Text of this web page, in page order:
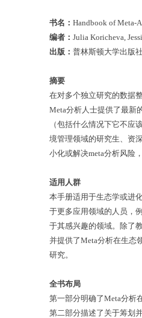
书名： Handbook of Meta-
编者： Julia Koricheva,
出版： 普林斯顿大学出版社
摘要
在对多个独立研究的数据
Meta分析人士提供了最新
（包括什么情况下它不
境管理领域的研究生、资
小化或解决meta分析风险
适用人群
本手册适用于生态学或进
于更多应用领域的人员，
于其感兴趣的领域。除了
并提供了Meta分析在生态
研究。
全书布局
第一部分明确了Meta分析
第二部分描述了关于筹划